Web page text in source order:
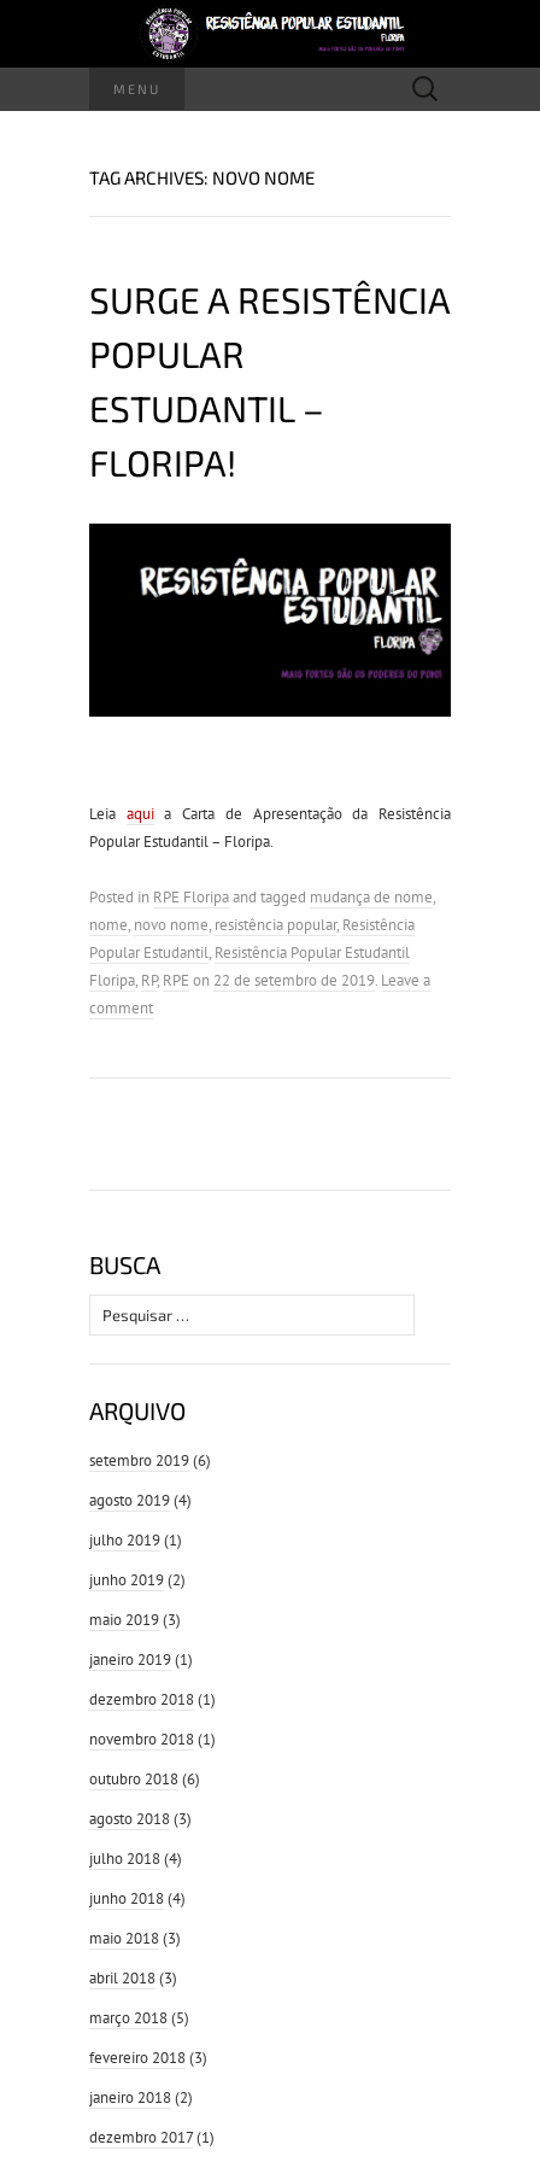
MENU
Pesquisar
por:
TAG ARCHIVES: NOVO NOME
SURGE A RESISTÊNCIA
POPULAR
ESTUDANTIL –
FLORIPA!
Leia aquia Carta de Apresentação da Resistência
Popular Estudantil – Floripa.
Posted in RPE Floripaand tagged mudança de nome,
nome, novo nome, resistência popular, Resistência
Popular Estudantil, Resistência Popular Estudantil
Floripa, RP, RPE on 22 de setembro de 2019. Leave a
comment
BUSCA
Pesquisar
por:
ARQUIVO
setembro 2019(6)
agosto 2019(4)
julho 2019(1)
junho 2019(2)
maio 2019(3)
janeiro 2019(1)
dezembro 2018(1)
novembro 2018(1)
outubro 2018(6)
agosto 2018(3)
julho 2018(4)
junho 2018(4)
maio 2018(3)
abril 2018(3)
março 2018(5)
fevereiro 2018(3)
janeiro 2018(2)
dezembro 2017(1)